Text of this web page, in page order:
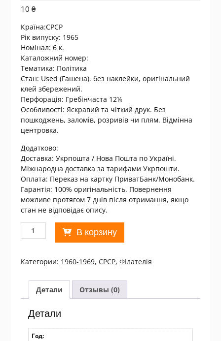
10 ₴
Країна:СРСР
Рік випуску: 1965
Номінал: 6 к.
Каталожний номер:
Тематика: Політика
Стан: Used (Гашена). без наклейки, оригінальний
клей збережений.
Перфорація: Гребінчаста 12¼
Особливості: Яскравий та чіткий друк. Без
пошкоджень, заломів, розривів чи плям. Відмінна
центровка.
Додатково:
Доставка: Укрпошта / Нова Пошта по Україні.
Міжнародна доставка за тарифами Укрпошти.
Оплата: Переказ на картку ПриватБанк/Монобанк.
Гарантія: 100% оригінальність. Повернення
можливе протягом 7 днів після отримання, якщо
стан не відповідає опису.
Количество
товара
1965.
лет
Освобождения
Варшавы
Used/06
В корзину
Категории: 1960-1969, СРСР, Філателія
Детали Отзывы (0)
Детали
Год: